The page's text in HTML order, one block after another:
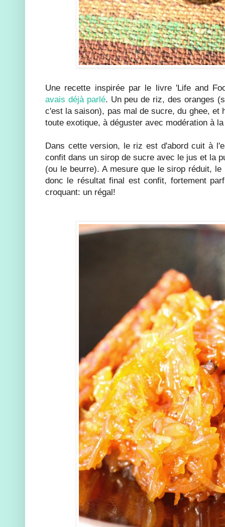
Une recette inspirée par le livre 'Life and
avais déjà parlé. Un peu de riz, des oranges
c'est la saison), pas mal de sucre, du ghee, et
toute exotique, à déguster avec modération à
Dans cette version, le riz est d'abord cuit à
confit dans un sirop de sucre avec le jus et la
(ou le beurre). A mesure que le sirop réduit,
donc le résultat final est confit, fortement
croquant: un régal!